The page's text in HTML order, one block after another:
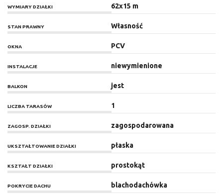
WYMIARY DZIAŁKI 62x15 m
STAN PRAWNY Własność
OKNA PCV
INSTALACJE niewymienione
BALKON jest
LICZBA TARASÓW 1
ZAGOSP. DZIAŁKI zagospodarowana
UKSZTAŁTOWANIE DZIAŁKI płaska
KSZTAŁT DZIAŁKI prostokąt
POKRYCIE DACHU blachodachówka